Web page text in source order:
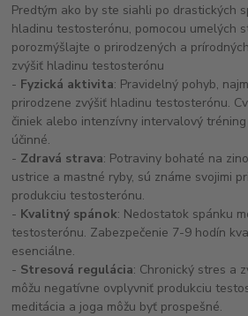
Predtým ako by ste siahli po drastických
hladinu testosterónu, pomocou umelých
porozmýšlajte o prirodzených a
zvýšiť hladinu testosterónu
- Fyzická aktivita: Pravidelný pohyb,
prirodzene zvýšiť hladinu testosterónu.
činiek alebo intenzívny intervalový
účinné.
- Zdravá strava: Potraviny bohaté na
ustrice a mastné ryby, sú známe svojimi
produkciu testosterónu.
- Kvalitný spánok: Nedostatok spánku
testosterónu. Zabezpečenie 7-9 hodín
esenciálne.
- Stresová regulácia: Chronický stres a
môžu negatívne ovplyvniť produkciu
meditácia a joga môžu byť prospešné.